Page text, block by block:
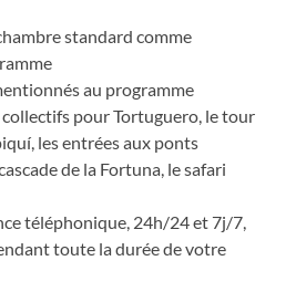
les dauphins et les tortues dans
parc national de Corcovado
déjeuner inclus)
vers la région du Corcovado.
vous embarquerez en direction
(environ 1h45 de bateau).
ensuite une randonnée de
au cœur de la forêt primaire,
standard comme
au programme
pour Tortuguero, le tour
les entrées aux ponts
de la Fortuna, le safari
téléphonique, 24h/24 et 7j/7,
toute la durée de votre